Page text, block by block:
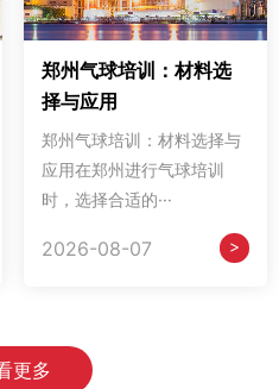
郑州气球培训：材料选
择与应用
郑州气球培训：材料选择与
应用在郑州进行气球培训
时，选择合适的···
2026-08-07 >
更多